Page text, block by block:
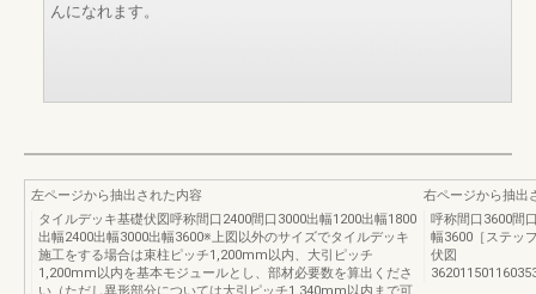
んになれます。
左ページから抽出された内容
タイルデッキ基礎伏図呼称間口2400間口3000出幅1200出幅1800
出幅2400出幅3000出幅3600※上図以外のサイズでタイルデッキ
施工をする場合は束柱ピッチ1,200mm以内、大引ピッチ
1,200mm以内を基本モジュールとし、部材必要数を算出くださ
い（ただし異形部分については大引ピッチ1,340mm以内まで可
右ページから抽出
呼称間口3600間
幅3600［ステッ
伏図